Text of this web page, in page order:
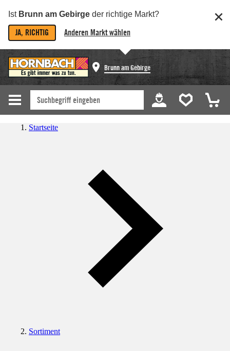
Ist Brunn am Gebirge der richtige Markt?
JA, RICHTIG Anderen Markt wählen
Brunn am Gebirge
Startseite
Sortiment